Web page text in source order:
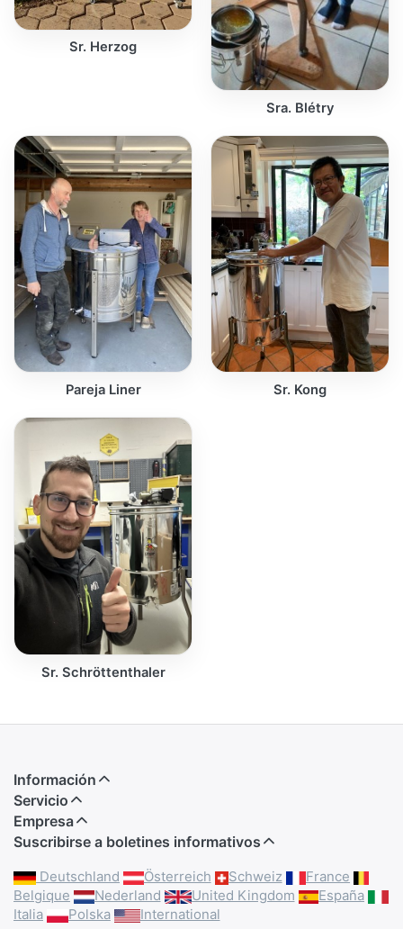
Sr. Herzog
Sra. Blétry
Pareja Liner Sr. Kong
Sr. Schröttenthaler
Información
Servicio
Empresa
Suscribirse a boletines informativos
Deutschland Österreich Schweiz
France
Belgique
Nederland United Kingdom
España
Italia
Polska International